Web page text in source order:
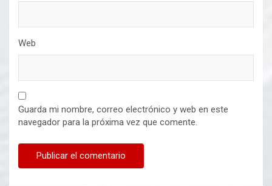
Web
Guarda mi nombre, correo electrónico y web en este
navegador para la próxima vez que comente.